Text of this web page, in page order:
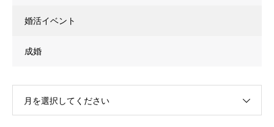
婚活イベント
成婚
月を選択してください